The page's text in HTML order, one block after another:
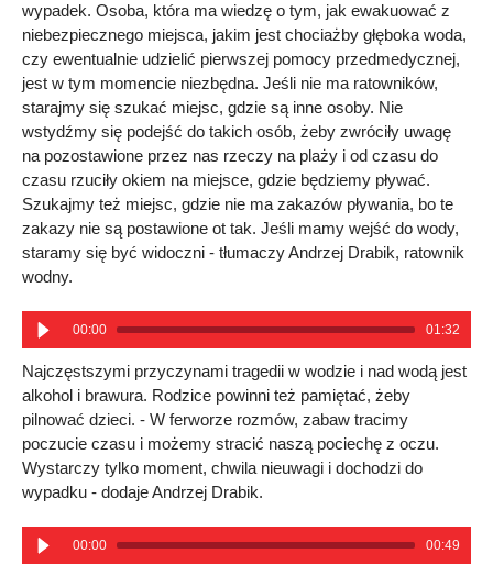
wypadek. Osoba, która ma wiedzę o tym, jak ewakuować z
niebezpiecznego miejsca, jakim jest chociażby głęboka woda,
czy ewentualnie udzielić pierwszej pomocy przedmedycznej,
jest w tym momencie niezbędna. Jeśli nie ma ratowników,
starajmy się szukać miejsc, gdzie są inne osoby. Nie
wstydźmy się podejść do takich osób, żeby zwróciły uwagę
na pozostawione przez nas rzeczy na plaży i od czasu do
czasu rzuciły okiem na miejsce, gdzie będziemy pływać.
Szukajmy też miejsc, gdzie nie ma zakazów pływania, bo te
zakazy nie są postawione ot tak. Jeśli mamy wejść do wody,
staramy się być widoczni - tłumaczy Andrzej Drabik, ratownik
wodny.
00:00 01:32
Najczęstszymi przyczynami tragedii w wodzie i nad wodą jest
alkohol i brawura. Rodzice powinni też pamiętać, żeby
pilnować dzieci. - W ferworze rozmów, zabaw tracimy
poczucie czasu i możemy stracić naszą pociechę z oczu.
Wystarczy tylko moment, chwila nieuwagi i dochodzi do
wypadku - dodaje Andrzej Drabik.
00:00 00:49